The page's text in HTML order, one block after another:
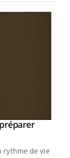
de vie !